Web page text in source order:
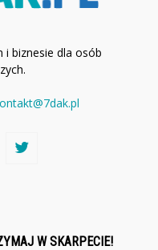
i biznesie dla osób
W SKARPECIE!